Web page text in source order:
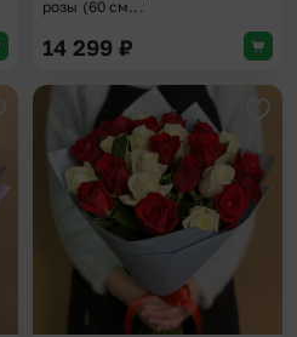
розы (60 см...
14 299 ₽
Добавить в избранное